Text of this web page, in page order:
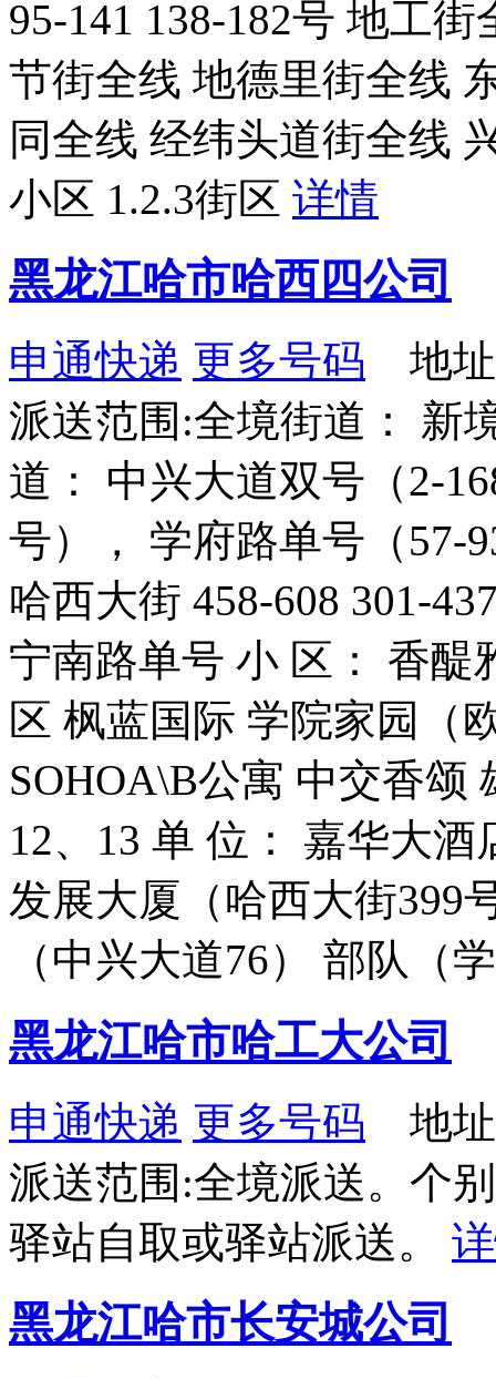
95-141 138-182号 地工
节街全线 地德里街全线
同全线 经纬头道街全线
小区 1.2.3街区 详情
黑龙江哈市哈西四公司
申通快递 更多号码 地址
派送范围:全境街道： 新
道： 中兴大道双号（2-
号）， 学府路单号（57-
哈西大街 458-608 301-
宁南路单号 小 区： 香醍
区 枫蓝国际 学院家园（
SOHOA\B公寓 中交香颂
12、13 单 位： 嘉华大
发展大厦（哈西大街399
（中兴大道76） 部队（
黑龙江哈市哈工大公司
申通快递 更多号码 地址
派送范围:全境派送。个
驿站自取或驿站派送。
黑龙江哈市长安城公司